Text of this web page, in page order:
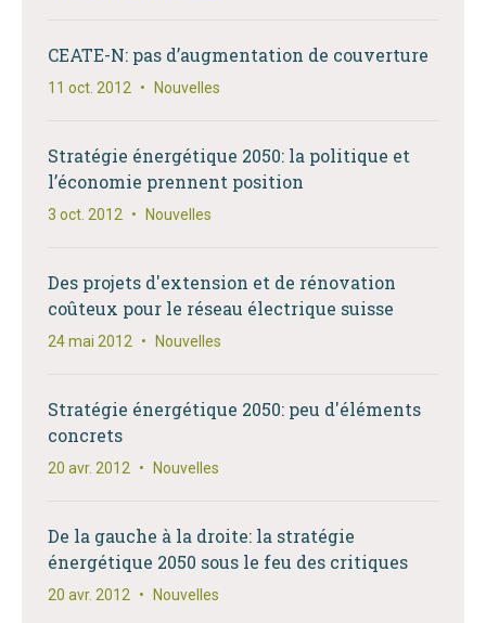
CEATE-N: pas d’augmentation de couverture
11 oct. 2012 • Nouvelles
Stratégie énergétique 2050: la politique et
l’économie prennent position
3 oct. 2012 • Nouvelles
Des projets d'extension et de rénovation
coûteux pour le réseau électrique suisse
24 mai 2012 • Nouvelles
Stratégie énergétique 2050: peu d'éléments
concrets
20 avr. 2012 • Nouvelles
De la gauche à la droite: la stratégie
énergétique 2050 sous le feu des critiques
20 avr. 2012 • Nouvelles